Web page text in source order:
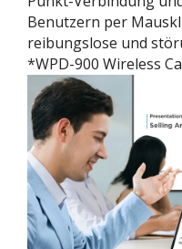
Benutzern per
reibungslose und
*WPD-900 Wireless